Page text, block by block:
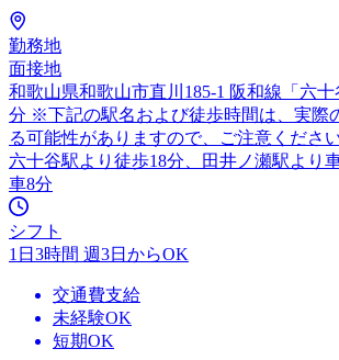
勤務地
面接地
和歌山県和歌山市直川185-1 阪和線「六
分 ※下記の駅名および徒歩時間は、実際
る可能性がありますので、ご注意ください
六十谷駅より徒歩18分、田井ノ瀬駅より
車8分
シフト
1日3時間 週3日からOK
交通費支給
未経験OK
短期OK